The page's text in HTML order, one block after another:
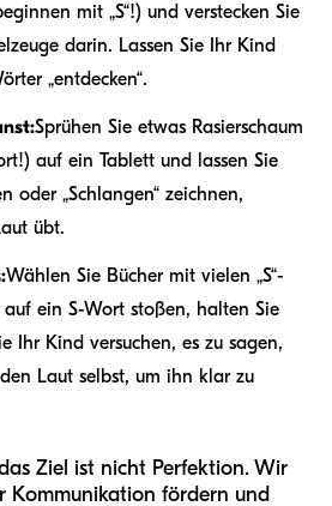
mit „S“!) und verstecken Sie
darin. Lassen Sie Ihr Kind
„entdecken“.
Sprühen Sie etwas Rasierschaum
auf ein Tablett und lassen Sie
oder „Schlangen“ zeichnen,
übt.
Wählen Sie Bücher mit vielen „S“-
auf ein S-Wort stoßen, halten Sie
Ihr Kind versuchen, es zu sagen,
Laut selbst, um ihn klar zu
Ziel ist nicht Perfektion. Wir
Kommunikation fördern und